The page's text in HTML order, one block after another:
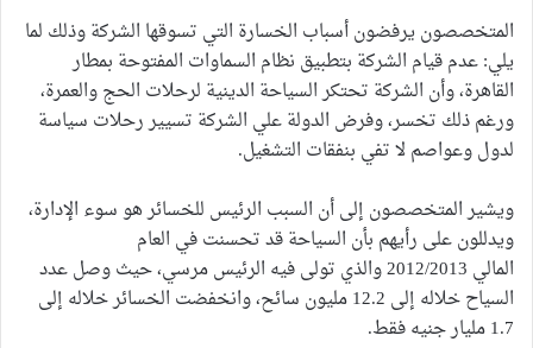
المتخصصون يرفضون أسباب الخسارة التي تسوقها الشركة وذلك لما
يلي: عدم قيام الشركة بتطبيق نظام السماوات المفتوحة بمطار
القاهرة، وأن الشركة تحتكر السياحة الدينية لرحلات الحج والعمرة،
ورغم ذلك تخسر، وفرض الدولة علي الشركة تسيير رحلات سياسة
لدول وعواصم لا تفي بنفقات التشغيل.
ويشير المتخصصون إلى أن السبب الرئيس للخسائر هو سوء الإدارة،
ويدللون على رأيهم بأن السياحة قد تحسنت في العام
المالي 2012/2013 والذي تولى فيه الرئيس مرسي، حيث وصل عدد
السياح خلاله إلى 12.2 مليون سائح، وانخفضت الخسائر خلاله إلى
1.7 مليار جنيه فقط.